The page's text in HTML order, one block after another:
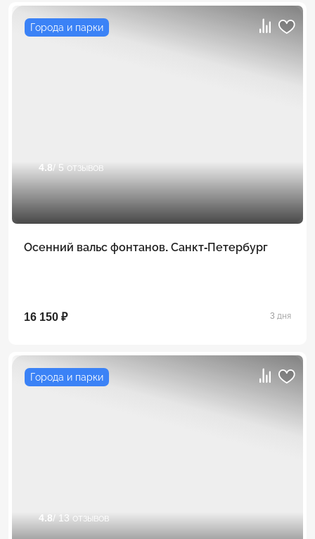
Города и парки
4.8/ 5 отзывов
Осенний вальс фонтанов. Санкт-Петербург
16 150 ₽ 3 дня
Города и парки
4.8/ 13 отзывов